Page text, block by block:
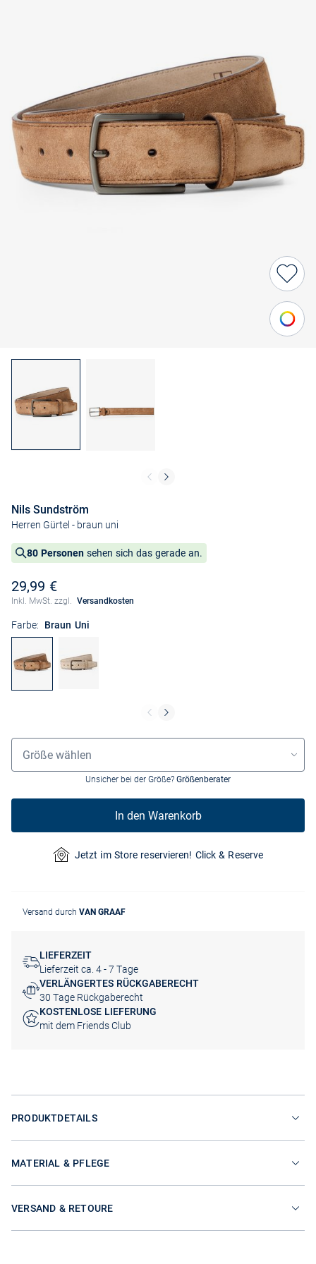
Nils Sundström
Herren Gürtel - braun uni
80 Personen sehen sich das gerade an.
29,99 €
Inkl. MwSt. zzgl. Versandkosten
Farbe: Braun Uni
Größenauswahl
Größe wählen
Unsicher bei der Größe? Größenberater
In den Warenkorb
Jetzt im Store reservieren! Click & Reserve
Versand durch VAN GRAAF
LIEFERZEIT
Lieferzeit ca. 4 - 7 Tage
VERLÄNGERTES RÜCKGABERECHT
30 Tage Rückgaberecht
KOSTENLOSE LIEFERUNG
mit dem Friends Club
PRODUKTDETAILS
MATERIAL & PFLEGE
VERSAND & RETOURE